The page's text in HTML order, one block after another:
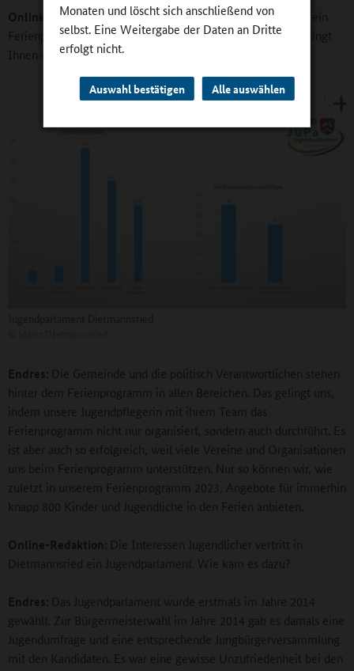
Monaten und löscht sich anschließend von
selbst. Eine Weitergabe der Daten an Dritte
erfolgt nicht.
Auswahl bestätigen Alle auswählen
Online-Redaktion:Ihre Gemeinde bietet auch regelmäßig ein
Ferienprogramm für Schulkinder bis zwölf Jahre an. Wie gelingt
Ihnen das?
Endres: Die Gemeinde und die politisch Verantwortlichen stehen
hinter dem Ferienprogramm in allen Bereichen. Das gelingt uns,
indem unsere Jugendpflegerin mit ihrem Team das
Ferienprogramm nicht nur organisiert, sondern auch durchführt. Es
ist aber auch so erfolgreich, weil viele Vereine und Organisationen
uns beim Ferienprogramm unterstützen. Nur so können wir, wie
zuletzt in unserem Ferienprogramm 2023, Angebote für immerhin
knapp 800 Kinder und Jugendliche in den Ferien anbieten.
Online-Redaktion: Die Interessen Jugendlicher vertritt in
Dietmannsried ein Jugendparlament. Wie kam es dazu?
Endres: Das Jugendparlament wurde erstmals im Jahre 2014
gewählt. Zur Bürgermeisterwahl im Jahre 2014 gab es damals eine
Jugendumfrage und eine entsprechende Jungbürgerversammlung
mit den Kandidaten. Es war eine gewisse Unzufriedenheit bei den